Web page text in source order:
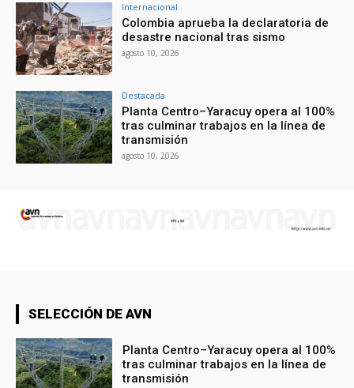
Internacional
Colombia aprueba la declaratoria de
desastre nacional tras sismo
agosto 10, 2026
Destacada
Planta Centro–Yaracuy opera al 100%
tras culminar trabajos en la línea de
transmisión
agosto 10, 2026
SELECCIÓN DE AVN
Planta Centro–Yaracuy opera al 100%
tras culminar trabajos en la línea de
transmisión